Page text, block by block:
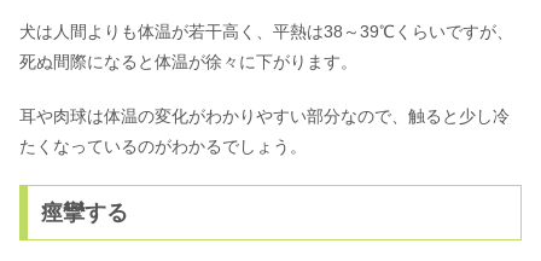
犬は人間よりも体温が若干高く、平熱は38～39℃くらいですが、
死ぬ間際になると体温が徐々に下がります。
耳や肉球は体温の変化がわかりやすい部分なので、触ると少し冷
たくなっているのがわかるでしょう。
痙攣する